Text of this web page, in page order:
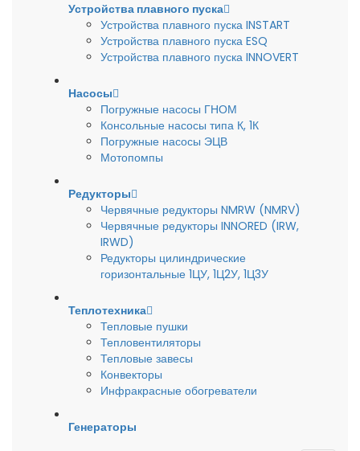
Устройства плавного пуска
Устройства плавного пуска INSTART
Устройства плавного пуска ESQ
Устройства плавного пуска INNOVERT
Насосы
Погружные насосы ГНОМ
Консольные насосы типа К, 1К
Погружные насосы ЭЦВ
Мотопомпы
Редукторы
Червячные редукторы NMRW (NMRV)
Червячные редукторы INNORED (IRW,
IRWD)
Редукторы цилиндрические
горизонтальные 1ЦУ, 1Ц2У, 1Ц3У
Теплотехника
Тепловые пушки
Тепловентиляторы
Тепловые завесы
Конвекторы
Инфракрасные обогреватели
Генераторы